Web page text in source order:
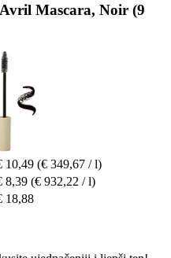
Mascara, Noir (9
10,49 (€ 349,67 / l)
8,39 (€ 932,22 / l)
18,88